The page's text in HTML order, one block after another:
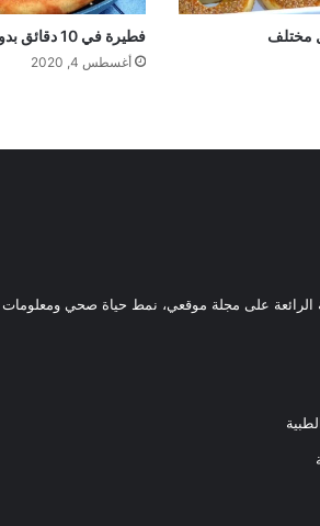
مختلف فطيرة في 10 دقائق بدون اختمار ولا عجن
أغسطس 4, 2020
على مجلة موقعي، نمط حياة صحي ومعلومات